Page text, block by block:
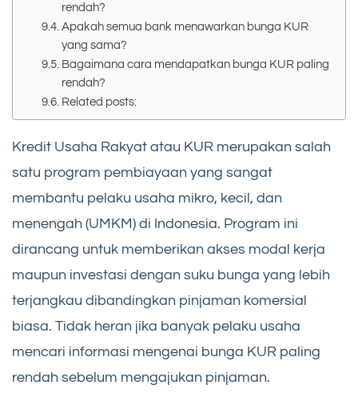
rendah?
Apakah semua bank menawarkan bunga KUR
yang sama?
Bagaimana cara mendapatkan bunga KUR paling
rendah?
Related posts:
Kredit Usaha Rakyat atau KUR merupakan salah
satu program pembiayaan yang sangat
membantu pelaku usaha mikro, kecil, dan
menengah (UMKM) di Indonesia. Program ini
dirancang untuk memberikan akses modal kerja
maupun investasi dengan suku bunga yang lebih
terjangkau dibandingkan pinjaman komersial
biasa. Tidak heran jika banyak pelaku usaha
mencari informasi mengenai bunga KUR paling
rendah sebelum mengajukan pinjaman.